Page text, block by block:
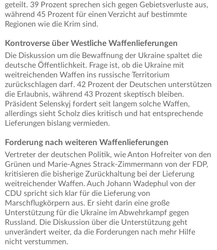
geteilt. 39 Prozent sprechen sich gegen Gebietsverluste aus,
während 45 Prozent für einen Verzicht auf bestimmte
Regionen wie die Krim sind.
Kontroverse über Westliche Waffenlieferungen
Die Diskussion um die Bewaffnung der Ukraine spaltet die
deutsche Öffentlichkeit. Frage ist, ob die Ukraine mit
weitreichenden Waffen ins russische Territorium
zurückschlagen darf. 42 Prozent der Deutschen unterstützen
die Erlaubnis, während 43 Prozent skeptisch bleiben.
Präsident Selenskyj fordert seit langem solche Waffen,
allerdings sieht Scholz dies kritisch und hat entsprechende
Lieferungen bislang vermieden.
Forderung nach weiteren Waffenlieferungen
Vertreter der deutschen Politik, wie Anton Hofreiter von den
Grünen und Marie-Agnes Strack-Zimmermann von der FDP,
kritisieren die bisherige Zurückhaltung bei der Lieferung
weitreichender Waffen. Auch Johann Wadephul von der
CDU spricht sich klar für die Lieferung von
Marschflugkörpern aus. Er sieht darin eine große
Unterstützung für die Ukraine im Abwehrkampf gegen
Russland. Die Diskussion über die Unterstützung geht
unverändert weiter, da die Forderungen nach mehr Hilfe
nicht verstummen.